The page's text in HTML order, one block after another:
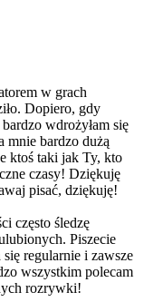
w grach
Dopiero, gdy
wdrożyłam się
mnie bardzo dużą
ktoś taki jak Ty, kto
czasy! Dziękuję
pisać, dziękuję!
często śledzę
Piszecie
regularnie i zawsze
wszystkim polecam
rozrywki!